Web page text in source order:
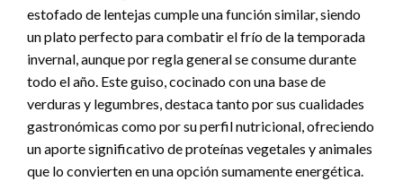
estofado de lentejas cumple una función similar, siendo
un plato perfecto para combatir el frío de la temporada
invernal, aunque por regla general se consume durante
todo el año. Este guiso, cocinado con una base de
verduras y legumbres, destaca tanto por sus cualidades
gastronómicas como por su perfil nutricional, ofreciendo
un aporte significativo de proteínas vegetales y animales
que lo convierten en una opción sumamente energética.